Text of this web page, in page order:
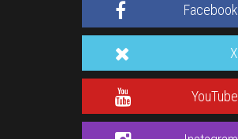
Facebook
X
YouTube